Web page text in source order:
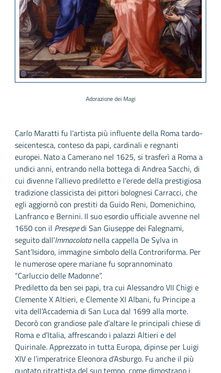
Adorazione dei Magi
Carlo Maratti fu l’artista più influente della Roma tardo-
seicentesca, conteso da papi, cardinali e regnanti
europei. Nato a Camerano nel 1625, si trasferì a Roma a
undici anni, entrando nella bottega di Andrea Sacchi, di
cui divenne l’allievo prediletto e l’erede della prestigiosa
tradizione classicista dei pittori bolognesi Carracci, che
egli aggiornò con prestiti da Guido Reni, Domenichino,
Lanfranco e Bernini. Il suo esordio ufficiale avvenne nel
1650 con il Presepedi San Giuseppe dei Falegnami,
seguito dall’Immacolatanella cappella De Sylva in
Sant’Isidoro, immagine simbolo della Controriforma. Per
le numerose opere mariane fu soprannominato
“Carluccio delle Madonne”.
Prediletto da ben sei papi, tra cui Alessandro VII Chigi e
Clemente X Altieri, e Clemente XI Albani, fu Principe a
vita dell’Accademia di San Luca dal 1699 alla morte.
Decorò con grandiose pale d’altare le principali chiese di
Roma e d’Italia, affrescando i palazzi Altieri e del
Quirinale. Apprezzato in tutta Europa, dipinse per Luigi
XIV e l’imperatrice Eleonora d’Asburgo. Fu anche il più